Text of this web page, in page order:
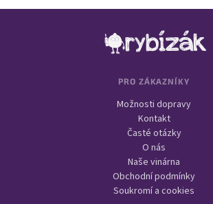
PRO ZÁKAZNÍKY
Možnosti dopravy
Kontakt
Časté otázky
O nás
Naše vinárna
Obchodní podmínky
Soukromí a cookies